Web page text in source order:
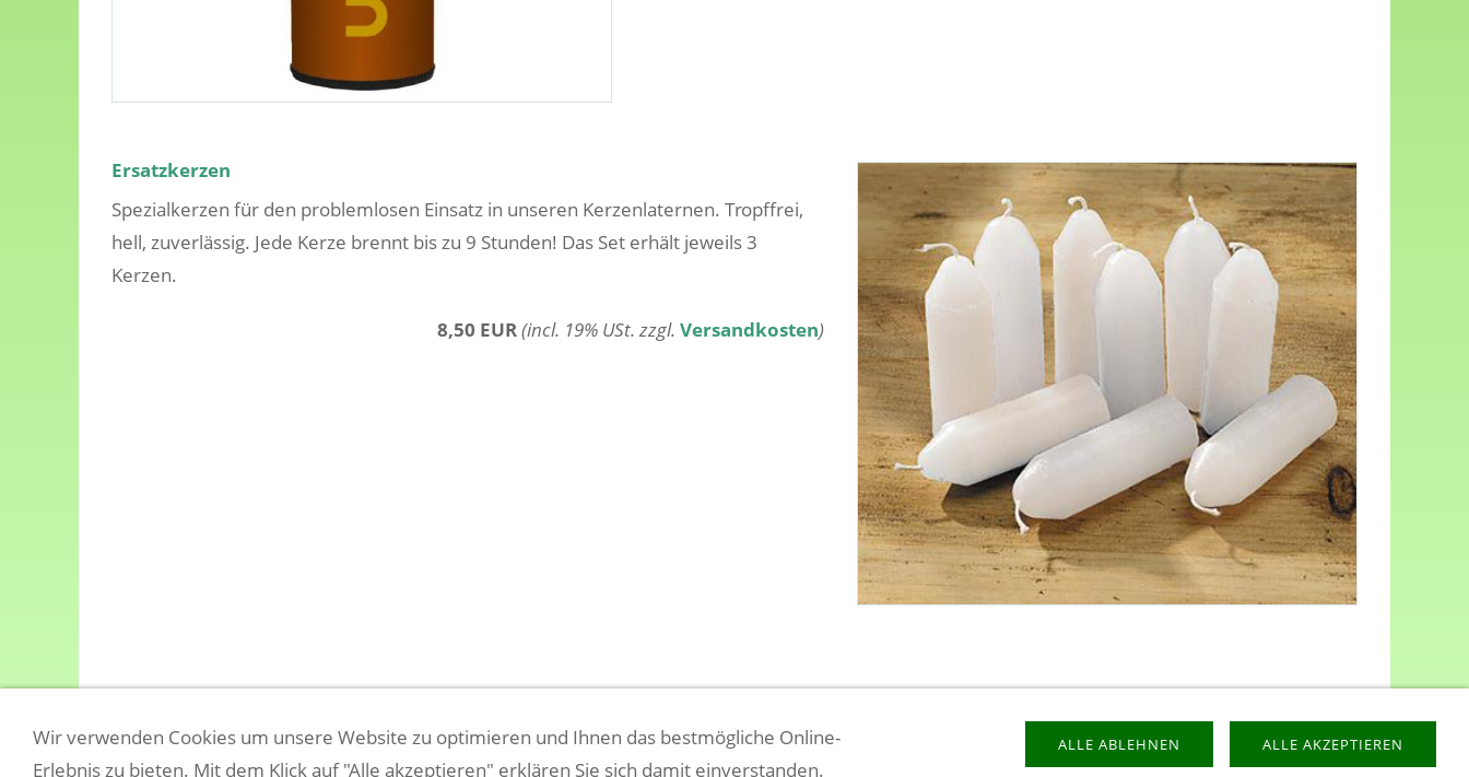
Ersatzkerzen
Spezialkerzen für den problemlosen Einsatz in unseren Kerzenlaternen. Tropffrei,
hell, zuverlässig. Jede Kerze brennt bis zu 9 Stunden! Das Set erhält jeweils 3
Kerzen.
8,50 EUR(incl. 19% USt. zzgl. Versandkosten)
Wir verwenden Cookies um unsere Website zu optimieren und Ihnen das bestmögliche Online-
Erlebnis zu bieten. Mit dem Klick auf "Alle akzeptieren" erklären Sie sich damit einverstanden.
ALLE AKZEPTIEREN
ALLE ABLEHNEN